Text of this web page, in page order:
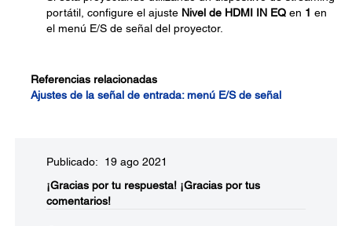
portátil, configure el ajuste Nivel de HDMI IN EQ en 1 en
el menú E/S de señal del proyector.
Referencias relacionadas
Ajustes de la señal de entrada: menú E/S de señal
Publicado: 19 ago 2021
¡Gracias por tu respuesta! ¡Gracias por tus
comentarios!